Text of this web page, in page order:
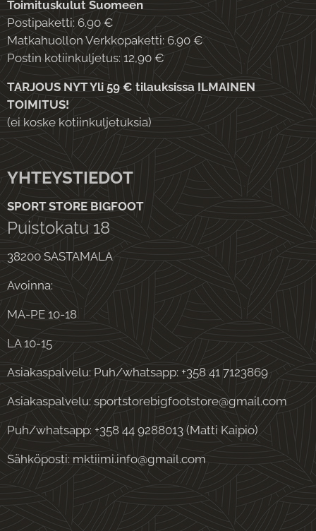
Toimituskulut Suomeen
Postipaketti: 6.90 €
Matkahuollon Verkkopaketti: 6.90 €
Postin kotiinkuljetus: 12,90 €
TARJOUS NYT Yli 59 € tilauksissa ILMAINEN
TOIMITUS!
(ei koske kotiinkuljetuksia)
YHTEYSTIEDOT
SPORT STORE BIGFOOT
Puistokatu 18
38200 SASTAMALA
Avoinna:
MA-PE 10-18
LA 10-15
Asiakaspalvelu: Puh/whatsapp: +358 41 7123869
Asiakaspalvelu: sportstorebigfootstore@gmail.com
Puh/whatsapp: +358 44 9288013 (Matti Kaipio)
Sähköposti: mktiimi.info@gmail.com